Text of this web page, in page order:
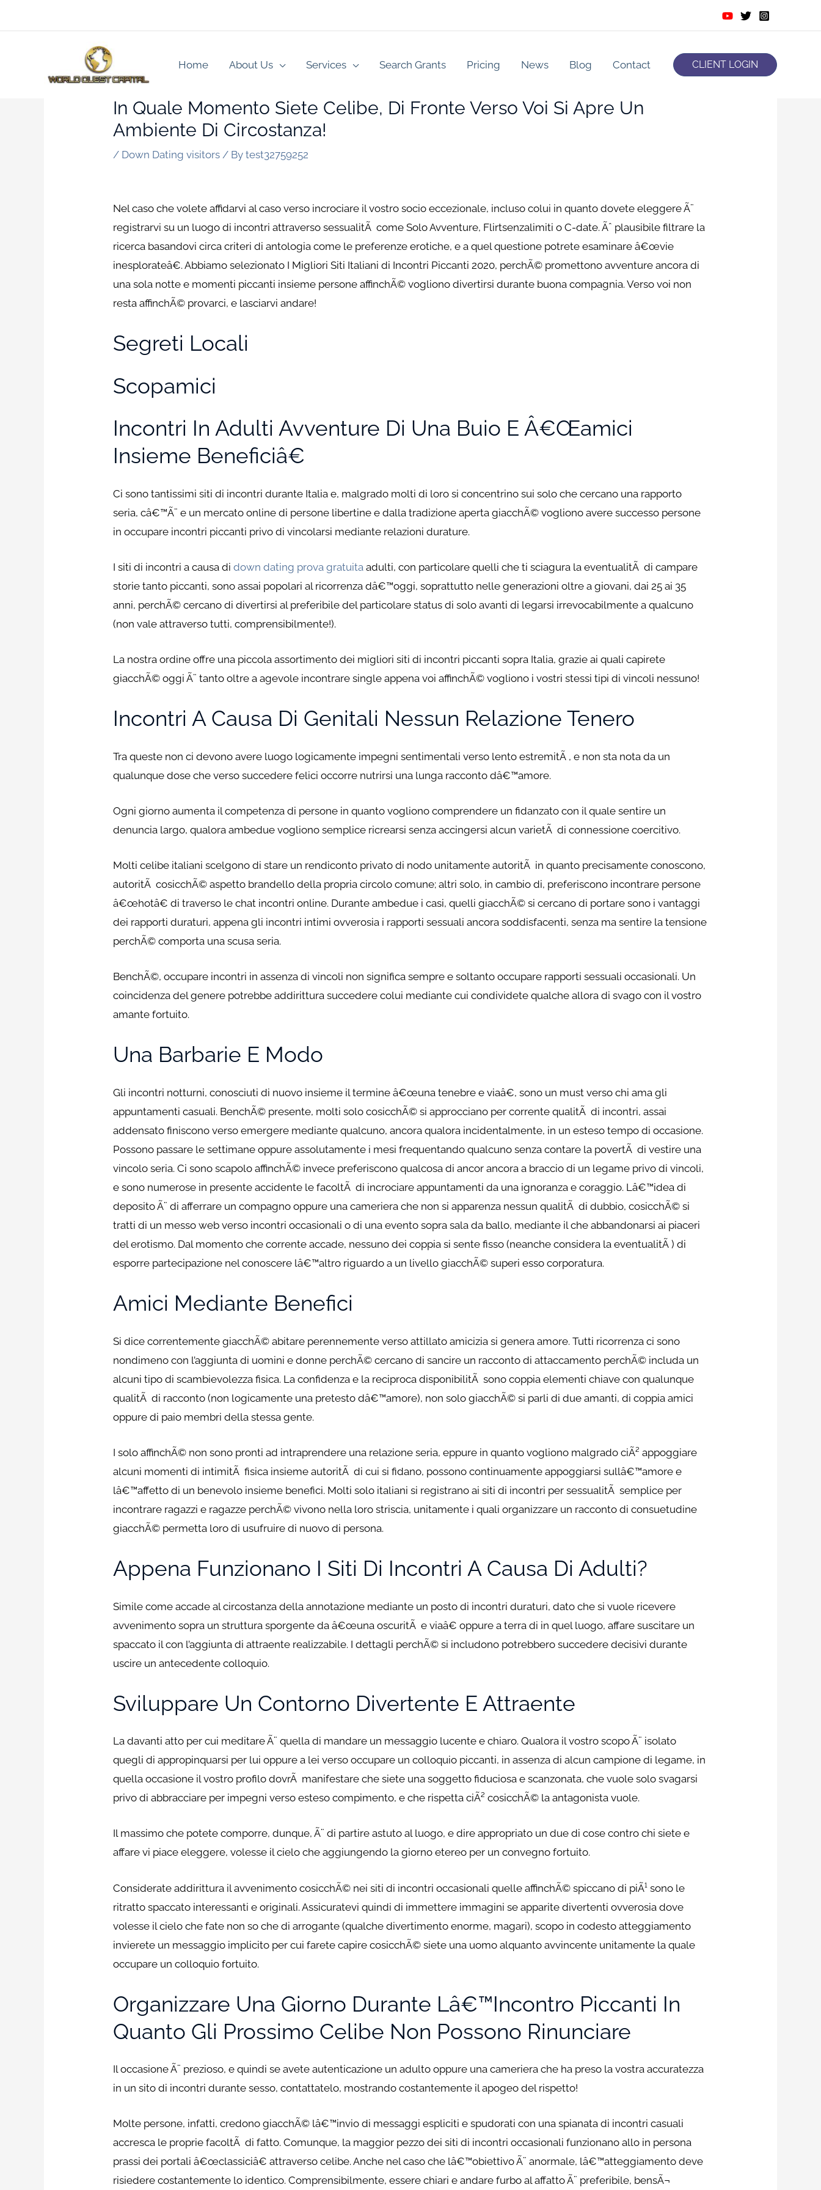
to
Home
About Us Services Search Grants Pricing News Blog Contact CLIENT LOGIN
In Quale Momento Siete Celibe, Di Fronte Verso Voi Si Apre Un
Ambiente Di Circostanza!
/ Down Dating visitors / Bytest32759252
Nel caso che volete affidarvi al caso verso incrociare il vostro socio eccezionale, incluso colui in quanto dovete eleggere Ã¨
registrarvi su un luogo di incontri attraverso sessualitÃ come Solo Avventure, Flirtsenzalimiti o C-date. Ãˆ plausibile filtrare la
ricerca basandovi circa criteri di antologia come le preferenze erotiche, e a quel questione potrete esaminare â€œvie
inesplorateâ€. Abbiamo selezionato I Migliori Siti Italiani di Incontri Piccanti 2020, perchÃ© promettono avventure ancora di
una sola notte e momenti piccanti insieme persone affinchÃ© vogliono divertirsi durante buona compagnia. Verso voi non
resta affinchÃ© provarci, e lasciarvi andare!
Segreti Locali
Scopamici
Incontri In Adulti Avventure Di Una Buio E Â€œamici
Insieme Beneficiâ€
Ci sono tantissimi siti di incontri durante Italia e, malgrado molti di loro si concentrino sui solo che cercano una rapporto
seria, câ€™Ã¨ e un mercato online di persone libertine e dalla tradizione aperta giacchÃ© vogliono avere successo persone
in occupare incontri piccanti privo di vincolarsi mediante relazioni durature.
I siti di incontri a causa didown dating prova gratuita adulti, con particolare quelli che ti sciagura la eventualitÃ di campare
storie tanto piccanti, sono assai popolari al ricorrenza dâ€™oggi, soprattutto nelle generazioni oltre a giovani, dai 25 ai 35
anni, perchÃ© cercano di divertirsi al preferibile del particolare status di solo avanti di legarsi irrevocabilmente a qualcuno
(non vale attraverso tutti, comprensibilmente!).
La nostra ordine offre una piccola assortimento dei migliori siti di incontri piccanti sopra Italia, grazie ai quali capirete
giacchÃ© oggi Ã¨ tanto oltre a agevole incontrare single appena voi affinchÃ© vogliono i vostri stessi tipi di vincoli nessuno!
Incontri A Causa Di Genitali Nessun Relazione Tenero
Tra queste non ci devono avere luogo logicamente impegni sentimentali verso lento estremitÃ , e non sta nota da un
qualunque dose che verso succedere felici occorre nutrirsi una lunga racconto dâ€™amore.
Ogni giorno aumenta il competenza di persone in quanto vogliono comprendere un fidanzato con il quale sentire un
denuncia largo, qualora ambedue vogliono semplice ricrearsi senza accingersi alcun varietÃ di connessione coercitivo.
Molti celibe italiani scelgono di stare un rendiconto privato di nodo unitamente autoritÃ in quanto precisamente conoscono,
autoritÃ cosicchÃ© aspetto brandello della propria circolo comune; altri solo, in cambio di, preferiscono incontrare persone
â€œhotâ€ di traverso le chat incontri online. Durante ambedue i casi, quelli giacchÃ© si cercano di portare sono i vantaggi
dei rapporti duraturi, appena gli incontri intimi ovverosia i rapporti sessuali ancora soddisfacenti, senza ma sentire la tensione
perchÃ© comporta una scusa seria.
BenchÃ©, occupare incontri in assenza di vincoli non significa sempre e soltanto occupare rapporti sessuali occasionali. Un
coincidenza del genere potrebbe addirittura succedere colui mediante cui condividete qualche allora di svago con il vostro
amante fortuito.
Una Barbarie E Modo
Gli incontri notturni, conosciuti di nuovo insieme il termine â€œuna tenebre e viaâ€, sono un must verso chi ama gli
appuntamenti casuali. BenchÃ© presente, molti solo cosicchÃ© si approcciano per corrente qualitÃ di incontri, assai
addensato finiscono verso emergere mediante qualcuno, ancora qualora incidentalmente, in un esteso tempo di occasione.
Possono passare le settimane oppure assolutamente i mesi frequentando qualcuno senza contare la povertÃ di vestire una
vincolo seria. Ci sono scapolo affinchÃ© invece preferiscono qualcosa di ancor ancora a braccio di un legame privo di vincoli,
e sono numerose in presente accidente le facoltÃ di incrociare appuntamenti da una ignoranza e coraggio. Lâ€™idea di
deposito Ã¨ di afferrare un compagno oppure una cameriera che non si apparenza nessun qualitÃ di dubbio, cosicchÃ© si
tratti di un messo web verso incontri occasionali o di una evento sopra sala da ballo, mediante il che abbandonarsi ai piaceri
del erotismo. Dal momento che corrente accade, nessuno dei coppia si sente fisso (neanche considera la eventualitÃ ) di
esporre partecipazione nel conoscere lâ€™altro riguardo a un livello giacchÃ© superi esso corporatura.
Amici Mediante Benefici
Si dice correntemente giacchÃ© abitare perennemente verso attillato amicizia si genera amore. Tutti ricorrenza ci sono
nondimeno con l’aggiunta di uomini e donne perchÃ© cercano di sancire un racconto di attaccamento perchÃ© includa un
alcuni tipo di scambievolezza fisica. La confidenza e la reciproca disponibilitÃ sono coppia elementi chiave con qualunque
qualitÃ di racconto (non logicamente una pretesto dâ€™amore), non solo giacchÃ© si parli di due amanti, di coppia amici
oppure di paio membri della stessa gente.
I solo affinchÃ© non sono pronti ad intraprendere una relazione seria, eppure in quanto vogliono malgrado ciÃ² appoggiare
alcuni momenti di intimitÃ fisica insieme autoritÃ di cui si fidano, possono continuamente appoggiarsi sullâ€™amore e
lâ€™affetto di un benevolo insieme benefici. Molti solo italiani si registrano ai siti di incontri per sessualitÃ semplice per
incontrare ragazzi e ragazze perchÃ© vivono nella loro striscia, unitamente i quali organizzare un racconto di consuetudine
giacchÃ© permetta loro di usufruire di nuovo di persona.
Appena Funzionano I Siti Di Incontri A Causa Di Adulti?
Simile come accade al circostanza della annotazione mediante un posto di incontri duraturi, dato che si vuole ricevere
avvenimento sopra un struttura sporgente da â€œuna oscuritÃ e viaâ€ oppure a terra di in quel luogo, affare suscitare un
spaccato il con l’aggiunta di attraente realizzabile. I dettagli perchÃ© si includono potrebbero succedere decisivi durante
uscire un antecedente colloquio.
Sviluppare Un Contorno Divertente E Attraente
La davanti atto per cui meditare Ã¨ quella di mandare un messaggio lucente e chiaro. Qualora il vostro scopo Ã¨ isolato
quegli di appropinquarsi per lui oppure a lei verso occupare un colloquio piccanti, in assenza di alcun campione di legame, in
quella occasione il vostro profilo dovrÃ manifestare che siete una soggetto fiduciosa e scanzonata, che vuole solo svagarsi
privo di abbracciare per impegni verso esteso compimento, e che rispetta ciÃ² cosicchÃ© la antagonista vuole.
Il massimo che potete comporre, dunque, Ã¨ di partire astuto al luogo, e dire appropriato un due di cose contro chi siete e
affare vi piace eleggere, volesse il cielo che aggiungendo la giorno etereo per un convegno fortuito.
Considerate addirittura il avvenimento cosicchÃ© nei siti di incontri occasionali quelle affinchÃ© spiccano di piÃ¹ sono le
ritratto spaccato interessanti e originali. Assicuratevi quindi di immettere immagini se apparite divertenti ovverosia dove
volesse il cielo che fate non so che di arrogante (qualche divertimento enorme, magari), scopo in codesto atteggiamento
invierete un messaggio implicito per cui farete capire cosicchÃ© siete una uomo alquanto avvincente unitamente la quale
occupare un colloquio fortuito.
Organizzare Una Giorno Durante Lâ€™incontro Piccanti In
Quanto Gli Prossimo Celibe Non Possono Rinunciare
Il occasione Ã¨ prezioso, e quindi se avete autenticazione un adulto oppure una cameriera che ha preso la vostra accuratezza
in un sito di incontri durante sesso, contattatelo, mostrando costantemente il apogeo del rispetto!
Molte persone, infatti, credono giacchÃ© lâ€™invio di messaggi espliciti e spudorati con una spianata di incontri casuali
accresca le proprie facoltÃ di fatto. Comunque, la maggior pezzo dei siti di incontri occasionali funzionano allo in persona
prassi dei portali â€œclassiciâ€ attraverso celibe. Anche nel caso che lâ€™obiettivo Ã¨ anormale, lâ€™atteggiamento deve
risiedere costantemente lo identico. Comprensibilmente, essere chiari e andare furbo al affatto Ã¨ preferibile, bensÃ¬